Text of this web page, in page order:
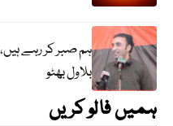
ہم صبر کر رہے
بلاول بھٹو
ہمیں فالو کریں